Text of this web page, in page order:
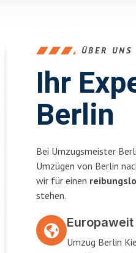
ÜBER UNS
Ihr
Berlin
Bei Umzugsmeister
Umzügen von Berlin
wir für einen
stehen.
Europaweit
Umzug Berlin